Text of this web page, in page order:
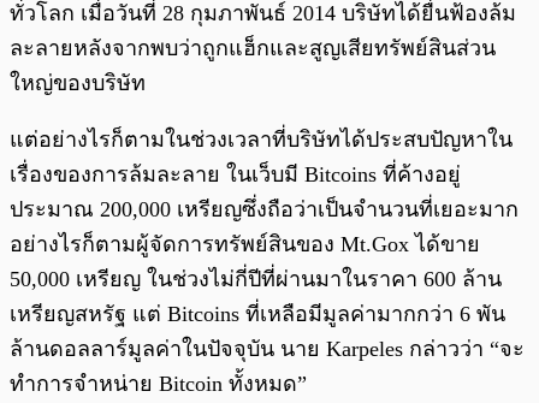
ทั่วโลก เมื่อวันที่ 28 กุมภาพันธ์ 2014 บริษัทได้ยื่นฟ้องล้ม
ละลายหลังจากพบว่าถูกแฮ็กและสูญเสียทรัพย์สินส่วน
ใหญ่ของบริษัท
แต่อย่างไรก็ตามในช่วงเวลาที่บริษัทได้ประสบปัญหาใน
เรื่องของการล้มละลาย ในเว็บมี Bitcoins ที่ค้างอยู่
ประมาณ 200,000 เหรียญซึ่งถือว่าเป็นจำนวนที่เยอะมาก
อย่างไรก็ตามผู้จัดการทรัพย์สินของ Mt.Gox ได้ขาย
50,000 เหรียญ ในช่วงไม่กี่ปีที่ผ่านมาในราคา 600 ล้าน
เหรียญสหรัฐ แต่ Bitcoins ที่เหลือมีมูลค่ามากกว่า 6 พัน
ล้านดอลลาร์มูลค่าในปัจจุบัน นาย Karpeles กล่าวว่า “จะ
ทำการจำหน่าย Bitcoin ทั้งหมด”